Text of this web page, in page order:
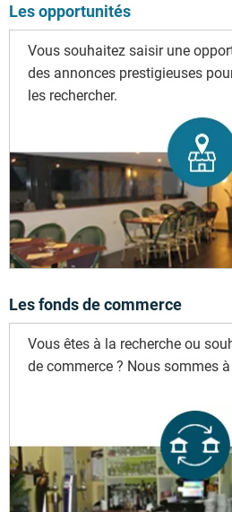
Les opportunités
Vous souhaitez saisir une
des annonces prestigieuses
les rechercher.
Les fonds de commerce
Vous êtes à la recherche ou
de commerce ? Nous sommes